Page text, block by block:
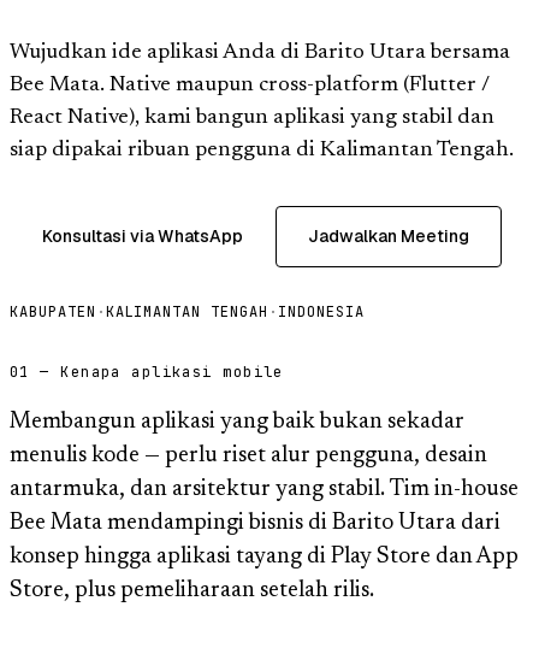
Wujudkan ide aplikasi Anda di Barito Utara bersama
Bee Mata. Native maupun cross-platform (Flutter /
React Native), kami bangun aplikasi yang stabil dan
siap dipakai ribuan pengguna di Kalimantan Tengah.
Konsultasi via WhatsApp Jadwalkan Meeting
KABUPATEN ·KALIMANTAN TENGAH · INDONESIA
01 — Kenapa aplikasi mobile
Membangun aplikasi yang baik bukan sekadar
menulis kode — perlu riset alur pengguna, desain
antarmuka, dan arsitektur yang stabil. Tim in-house
Bee Mata mendampingi bisnis di Barito Utara dari
konsep hingga aplikasi tayang di Play Store dan App
Store, plus pemeliharaan setelah rilis.